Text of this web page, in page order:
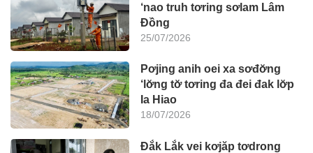
‘nao truh tơring sơlam Lâm
Đồng
25/07/2026
Pơjing anih oei xa sơđơ̆ng
‘lơ̆ng tơ̆ tơring đa đei đak lơ̆p
Ia Hiao
18/07/2026
Đắk Lắk vei kơjăp tơdrong